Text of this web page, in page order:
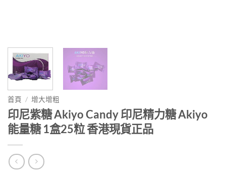
首頁 / 增大增粗
印尼紫糖 Akiyo Candy 印尼精力糖 Akiyo
能量糖 1盒25粒 香港現貨正品